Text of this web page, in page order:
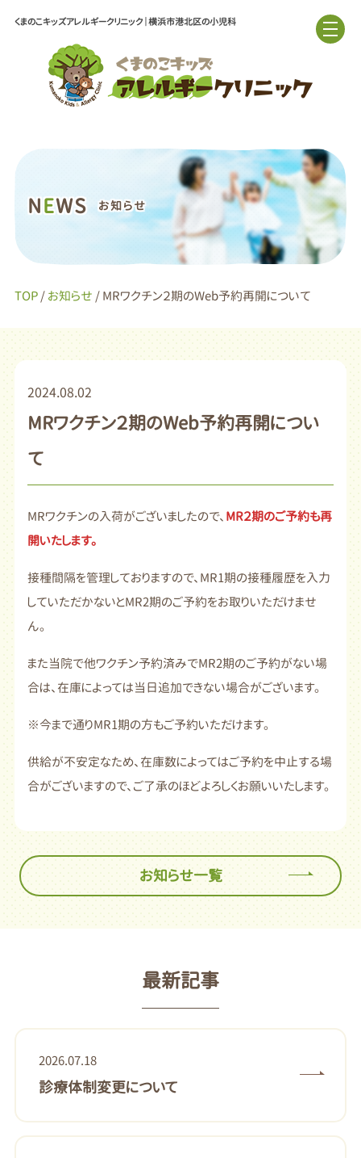
くまのこキッズアレルギークリニック｜横浜市港北区の小児科
NEWS お知らせ
TOP/お知らせ / MRワクチン２期のWeb予約再開について
2024.08.02
MRワクチン２期のWeb予約再開につい
て
MRワクチンの入荷がございましたので、MR２期のご予約も再
開いたします。
接種間隔を管理しておりますので、MR1期の接種履歴を入力
していただかないとMR2期のご予約をお取りいただけませ
ん。
また当院で他ワクチン予約済みでMR2期のご予約がない場
合は、在庫によっては当日追加できない場合がございます。
※今まで通りMR1期の方もご予約いただけます。
供給が不安定なため、在庫数によってはご予約を中止する場
合がございますので、ご了承のほどよろしくお願いいたします。
お知らせ一覧
最新記事
2026.07.18
診療体制変更について